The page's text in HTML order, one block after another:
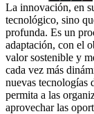
La innovación, en
tecnológico, sino
profunda. Es un
adaptación, con el
valor sostenible y
cada vez más
nuevas tecnologías
permita a las
aprovechar las